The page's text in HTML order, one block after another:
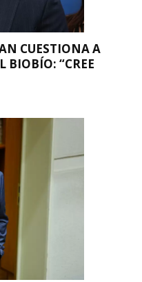
CUESTIONA A
BIOBÍO: “CREE